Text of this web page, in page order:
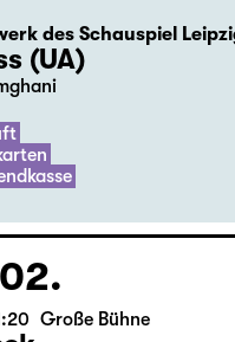
des Schauspiel Leipzig
(UA)